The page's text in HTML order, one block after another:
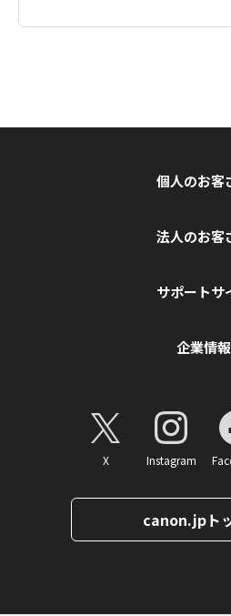
個人のお客
法人のお客
サポートサ
企業情報
X Instagram
canon.jpト